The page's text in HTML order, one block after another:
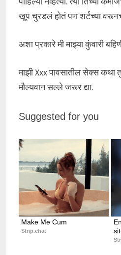
खूप चुरडलं होतं पण शर्टच्या
अशा प्रकारे मी माझ्या कुंवारी
माझी Xxx पावसातील सेक्स कथा
मौल्यवान सल्ले जरूर द्या.
Suggested for you
Make Me Cum
Strip.chat